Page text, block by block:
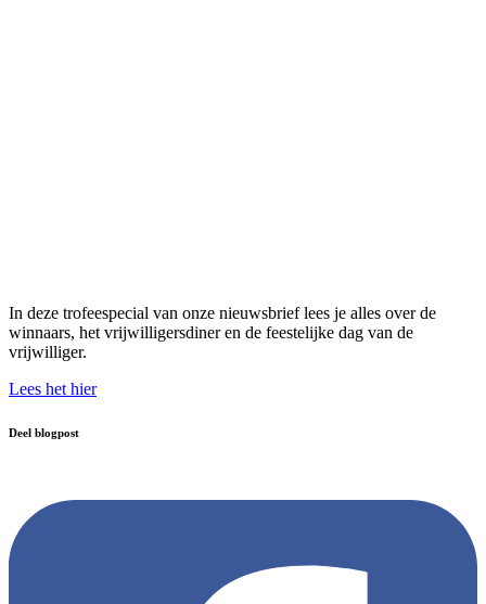
In deze trofeespecial van onze nieuwsbrief lees je alles over de
winnaars, het vrijwilligersdiner en de feestelijke dag van de
vrijwilliger.
Lees het hier
Deel blogpost